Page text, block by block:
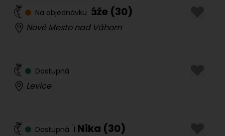
Na objednávku
Monika Masáže (30)
Nové Mesto nad Váhom
Dostupná
Sofi(21)
Levice
Dostupná
Príjemná Nika (30)